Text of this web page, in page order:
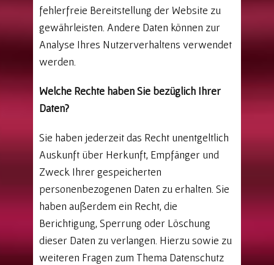
fehlerfreie Bereitstellung der Website zu
gewährleisten. Andere Daten können zur
Analyse Ihres Nutzerverhaltens verwendet
werden.
Welche Rechte haben Sie bezüglich Ihrer
Daten?
Sie haben jederzeit das Recht unentgeltlich
Auskunft über Herkunft, Empfänger und
Zweck Ihrer gespeicherten
personenbezogenen Daten zu erhalten. Sie
haben außerdem ein Recht, die
Berichtigung, Sperrung oder Löschung
dieser Daten zu verlangen. Hierzu sowie zu
weiteren Fragen zum Thema Datenschutz